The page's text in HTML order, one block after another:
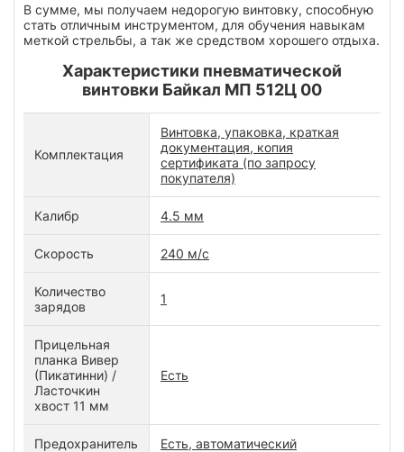
В сумме, мы получаем недорогую винтовку, способную
стать отличным инструментом, для обучения навыкам
меткой стрельбы, а так же средством хорошего отдыха.
Характеристики пневматической
винтовки Байкал МП 512Ц 00
Комплектация
Винтовка, упаковка, краткая
документация, копия
сертификата (по запросу
покупателя)
Калибр 4.5 мм
Скорость 240 м/с
Количество
зарядов
1
Прицельная
планка Вивер
(Пикатинни) /
Ласточкин
хвост 11 мм
Есть
Предохранитель Есть, автоматический